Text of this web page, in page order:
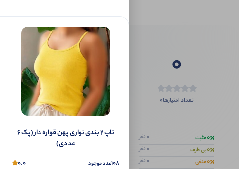
0
تعداد امتیازها0
0مثبت 0 نفر
0بی طرف 0 نفر
0منفی 0 نفر
تاپ ۲ بندی نواری پهن قواره دار (پک 6
عددی)
108عدد موجود 0.0